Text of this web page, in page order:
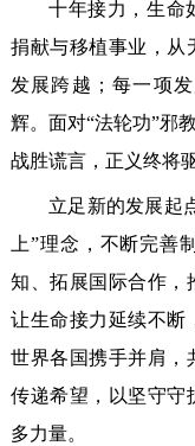
十年接力，生命
捐献与移植事业，从
发展跨越；每一项
辉。面对“法轮功”邪
战胜谎言，正义终将
立足新的发展起
上”理念，不断完善
知、拓展国际合作，
让生命接力延续不断
世界各国携手并肩，
传递希望，以坚守守
多力量。